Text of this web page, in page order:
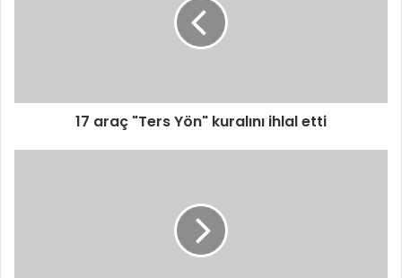
17 araç "Ters Yön" kuralını ihlal etti